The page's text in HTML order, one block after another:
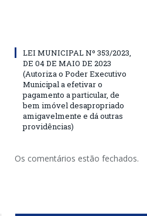
LEI MUNICIPAL Nº 353/2023,
DE 04 DE MAIO DE 2023
(Autoriza o Poder Executivo
Municipal a efetivar o
pagamento a particular, de
bem imóvel desapropriado
amigavelmente e dá outras
providências)
Os comentários estão fechados.